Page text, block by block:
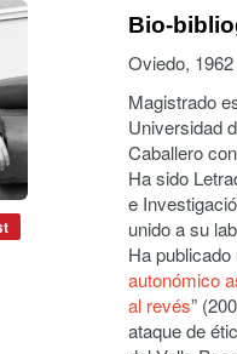
Bio-
Oviedo, 1962
Magistrado
Universidad
Caballero
Ha sido
e
unido a su
Ha
autonómico
al revés”
ataque de